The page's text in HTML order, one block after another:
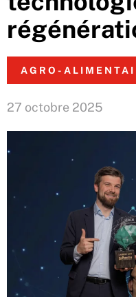
AGRO-
27 octobre 2025